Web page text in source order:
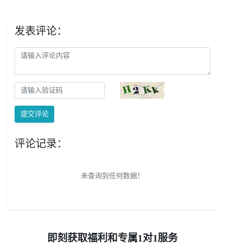
发表评论：
提交评论
评论记录：
未查询到任何数据！
即刻获取福利和专属1对1服务